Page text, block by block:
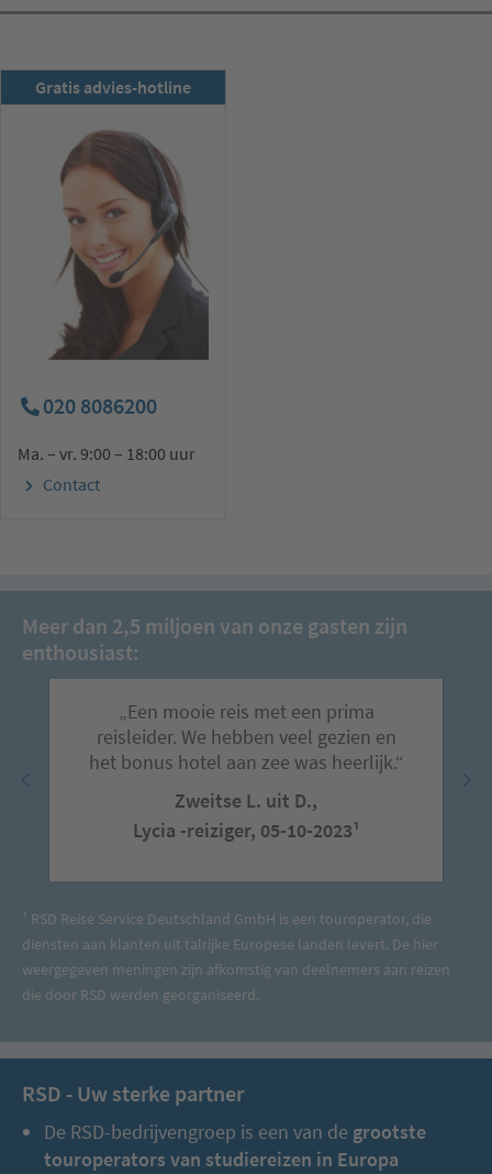
Gratis advies-hotline
020 8086200
Ma. – vr. 9:00 – 18:00 uur
Contact
Meer dan 2,5 miljoen van onze gasten zijn
enthousiast:
„Een mooie reis met een prima
reisleider. We hebben veel gezien en
het bonus hotel aan zee was heerlijk.“
Zweitse L. uit D.,
Lycia -reiziger, 05-10-2023¹
¹ RSD Reise Service Deutschland GmbH is een touroperator, die
diensten aan klanten uit talrijke Europese landen levert. De hier
weergegeven meningen zijn afkomstig van deelnemers aan reizen
die door RSD werden georganiseerd.
RSD - Uw sterke partner
De RSD-bedrijvengroep is een van de grootste
touroperators van studiereizen in Europa